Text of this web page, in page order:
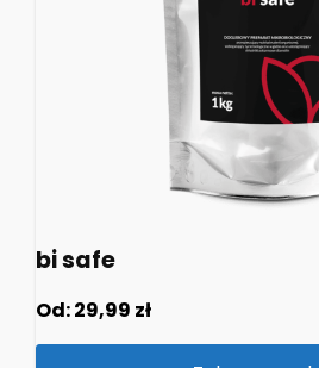
bi safe
Od:29,99 zł